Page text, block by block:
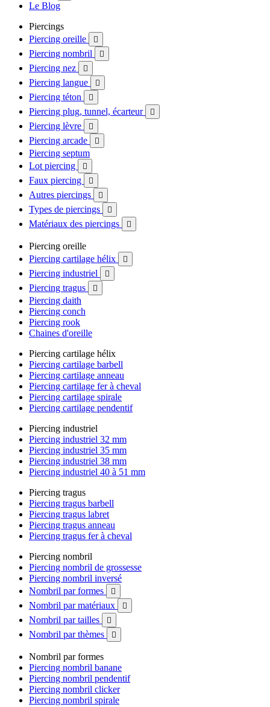
Le Blog
Piercings
Piercing oreille

Piercing nombril 
Piercing nez 
Piercing langue 
Piercing téton 
Piercing plug, tunnel, écarteur 
Piercing lèvre 
Piercing arcade 
Piercing septum
Lot piercing

Faux piercing 
Autres piercings 
Types de piercings 
Matériaux des piercings 
Piercing oreille
Piercing cartilage hélix

Piercing industriel 
Piercing tragus 
Piercing daith
Piercing conch
Piercing rook
Chaines d'oreille
Piercing cartilage hélix
Piercing cartilage barbell
Piercing cartilage anneau
Piercing cartilage fer à cheval
Piercing cartilage spirale
Piercing cartilage pendentif
Piercing industriel
Piercing industriel 32 mm
Piercing industriel 35 mm
Piercing industriel 38 mm
Piercing industriel 40 à 51 mm
Piercing tragus
Piercing tragus barbell
Piercing tragus labret
Piercing tragus anneau
Piercing tragus fer à cheval
Piercing nombril
Piercing nombril de grossesse
Piercing nombril inversé
Nombril par formes

Nombril par matériaux 
Nombril par tailles 
Nombril par thèmes 
Nombril par formes
Piercing nombril banane
Piercing nombril pendentif
Piercing nombril clicker
Piercing nombril spirale